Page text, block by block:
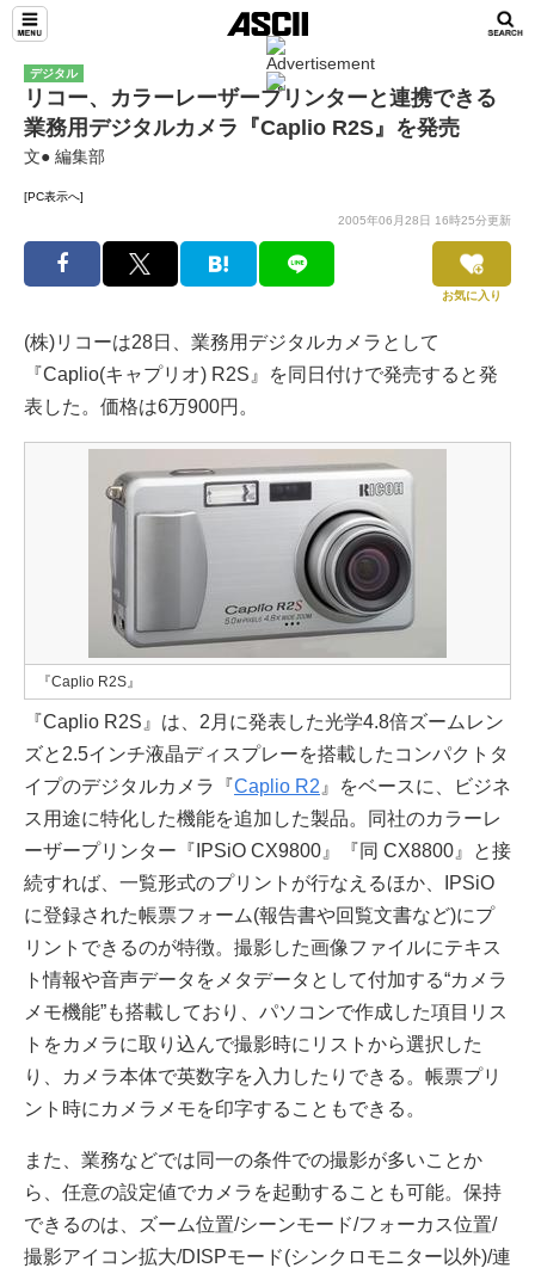
デジタル
リコー、カラーレーザープリンターと連携できる
業務用デジタルカメラ『Caplio R2S』を発売
文● 編集部
[PC表示へ]
2005年06月28日 16時25分更新
お気に入り
(株)リコーは28日、業務用デジタルカメラとして
『Caplio(キャプリオ) R2S』を同日付けで発売すると発
表した。価格は6万900円。
『Caplio R2S』
『Caplio R2S』は、2月に発表した光学4.8倍ズームレン
ズと2.5インチ液晶ディスプレーを搭載したコンパクトタ
イプのデジタルカメラ『Caplio R2 』をベースに、ビジネ
ス用途に特化した機能を追加した製品。同社のカラーレ
ーザープリンター『IPSiO CX9800』『同 CX8800』と接
続すれば、一覧形式のプリントが行なえるほか、IPSiO
に登録された帳票フォーム(報告書や回覧文書など)にプ
リントできるのが特徴。撮影した画像ファイルにテキス
ト情報や音声データをメタデータとして付加する“カメラ
メモ機能”も搭載しており、パソコンで作成した項目リス
トをカメラに取り込んで撮影時にリストから選択した
り、カメラ本体で英数字を入力したりできる。帳票プリ
ント時にカメラメモを印字することもできる。
また、業務などでは同一の条件での撮影が多いことか
ら、任意の設定値でカメラを起動することも可能。保持
できるのは、ズーム位置/シーンモード/フォーカス位置/
撮影アイコン拡大/DISPモード(シンクロモニター以外)/連